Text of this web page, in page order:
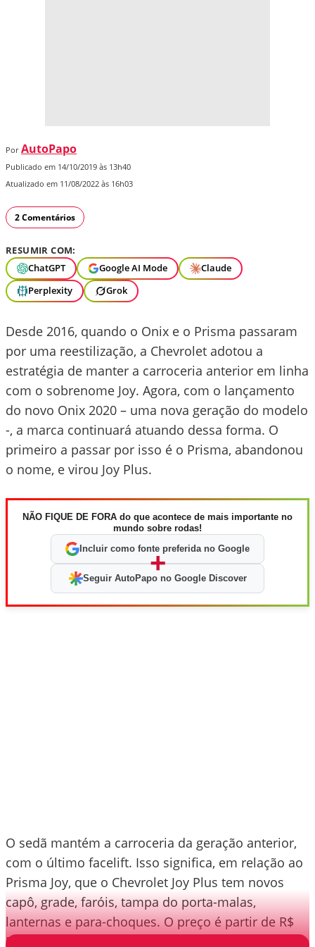
Por AutoPapo
Publicado em 14/10/2019 às 13h40
Atualizado em 11/08/2022 às 16h03
2 Comentários
RESUMIR COM:
ChatGPT
Google AI Mode
Claude
Perplexity
Grok
Desde 2016, quando o Onix e o Prisma passaram
por uma reestilização, a Chevrolet adotou a
estratégia de manter a carroceria anterior em linha
com o sobrenome Joy. Agora, com o lançamento
do novo Onix 2020 – uma nova geração do modelo
-, a marca continuará atuando dessa forma. O
primeiro a passar por isso é o Prisma, abandonou
o nome, e virou Joy Plus.
NÃO FIQUE DE FORA do que acontece de mais importante no
mundo sobre rodas!
Incluir como fonte preferida no Google
+
Seguir AutoPapo no Google Discover
O sedã mantém a carroceria da geração anterior,
com o último facelift. Isso significa, em relação ao
Prisma Joy, que o Chevrolet Joy Plus tem novos
capô, grade, faróis, tampa do porta-malas,
lanternas e para-choques. O preço é partir de R$
51.120.